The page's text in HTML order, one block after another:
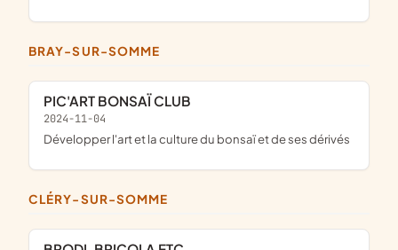
BRAY-SUR-SOMME
PIC'ART BONSAÏ CLUB
2024-11-04
développer l'art et la culture du bonsaï et de ses dérivés
CLÉRY-SUR-SOMME